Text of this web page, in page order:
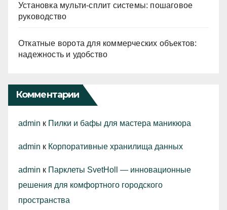
Установка мульти-сплит системы: пошаговое
руководство
Откатные ворота для коммерческих объектов:
надежность и удобство
Комментарии
admin к Пилки и бафы для мастера маникюра
admin к Корпоративные хранилища данных
admin к Парклеты SvetHoll — инновационные
решения для комфортного городского
пространства